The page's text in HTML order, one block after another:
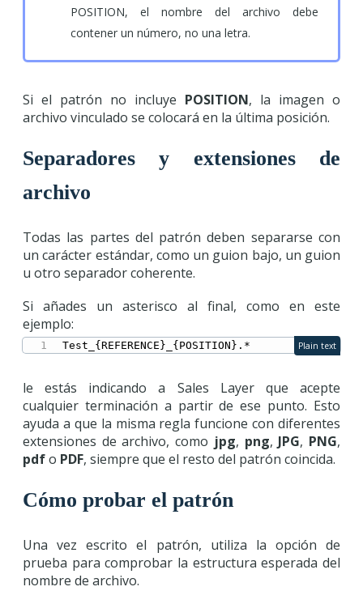
POSITION, el nombre del archivo debe
contener un número, no una letra.
Si el patrón no incluye POSITION, la imagen o
archivo vinculado se colocará en la última posición.
Separadores y extensiones de
archivo
Todas las partes del patrón deben separarse con
un carácter estándar, como un guion bajo, un guion
u otro separador coherente.
Si añades un asterisco al final, como en este
ejemplo:
Test_{REFERENCE}_{POSITION}.* Plain text
le estás indicando a Sales Layer que acepte
cualquier terminación a partir de ese punto. Esto
ayuda a que la misma regla funcione con diferentes
extensiones de archivo, como jpg, png, JPG, PNG,
pdfo PDF, siempre que el resto del patrón coincida.
Cómo probar el patrón
Una vez escrito el patrón, utiliza la opción de
prueba para comprobar la estructura esperada del
nombre de archivo.